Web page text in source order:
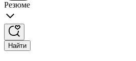
Резюме
Найти